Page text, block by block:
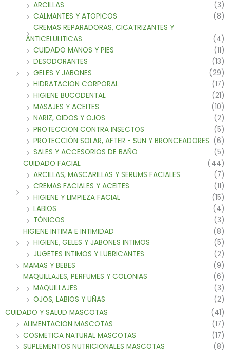
ARCILLAS
(3)
CALMANTES Y ATOPICOS
(8)
CREMAS REPARADORAS, CICATRIZANTES Y
ANTICELULITICAS
(4)
CUIDADO MANOS Y PIES
(11)
DESODORANTES
(13)
GELES Y JABONES
(29)
HIDRATACION CORPORAL
(17)
HIGIENE BUCODENTAL
(21)
MASAJES Y ACEITES
(10)
NARIZ, OIDOS Y OJOS
(2)
PROTECCION CONTRA INSECTOS
(5)
PROTECCIÓN SOLAR, AFTER - SUN Y BRONCEADORES (6)
SALES Y ACCESORIOS DE BAÑO
(5)
CUIDADO FACIAL
(44)
ARCILLAS, MASCARILLAS Y SERUMS FACIALES
(7)
CREMAS FACIALES Y ACEITES
(11)
HIGIENE Y LIMPIEZA FACIAL
(15)
LABIOS
(4)
TÓNICOS
(3)
HIGIENE INTIMA E INTIMIDAD
(8)
HIGIENE, GELES Y JABONES INTIMOS
(5)
JUGETES INTIMOS Y LUBRICANTES
(2)
MAMAS Y BEBES
(9)
MAQUILLAJES, PERFUMES Y COLONIAS
(6)
MAQUILLAJES
(3)
OJOS, LABIOS Y UÑAS
(2)
CUIDADO Y SALUD MASCOTAS
(41)
ALIMENTACION MASCOTAS
(17)
COSMETICA NATURAL MASCOTAS
(17)
SUPLEMENTOS NUTRICIONALES MASCOTAS
(8)